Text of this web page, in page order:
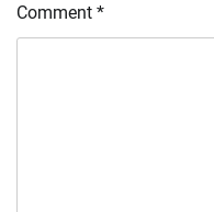
Comment *